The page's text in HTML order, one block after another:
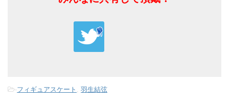
-フィギュアスケート , 羽生結弦